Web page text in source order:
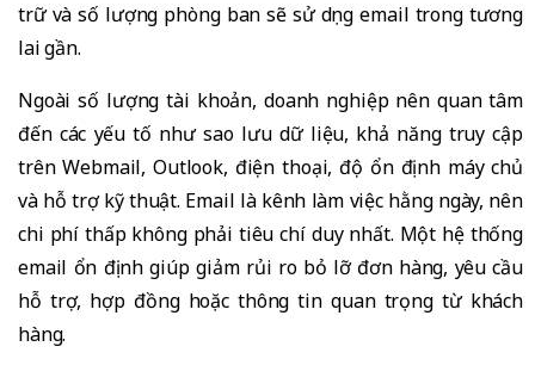
trữ và số lượng phòng ban sẽ sử dụng email trong tương
lai gần.
Ngoài số lượng tài khoản, doanh nghiệp nên quan tâm
đến các yếu tố như sao lưu dữ liệu, khả năng truy cập
trên Webmail, Outlook, điện thoại, độ ổn định máy chủ
và hỗ trợ kỹ thuật. Email là kênh làm việc hằng ngày, nên
chi phí thấp không phải tiêu chí duy nhất. Một hệ thống
email ổn định giúp giảm rủi ro bỏ lỡ đơn hàng, yêu cầu
hỗ trợ, hợp đồng hoặc thông tin quan trọng từ khách
hàng.